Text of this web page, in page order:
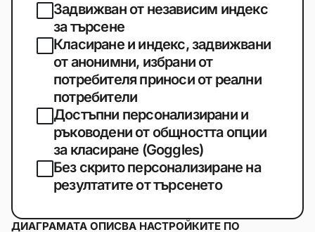
Задвижван от независим индекс
за търсене
Класиране и индекс, задвижвани
от анонимни, избрани от
потребителя приноси от реални
потребители
Достъпни персонализирани и
ръководени от общността опции
за класиране (Goggles)
Без скрито персонализиране на
резултатите от търсенето
ДИАГРАМАТА ОПИСВА НАСТРОЙКИТЕ ПО